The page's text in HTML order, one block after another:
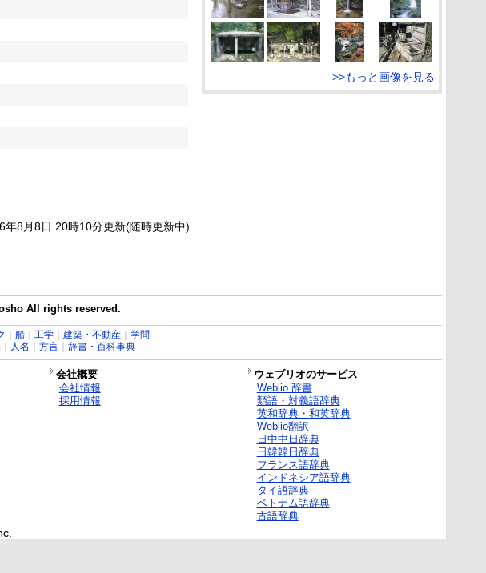
年8月8日 20時10分更新(随時更新中)
>>もっと画像を見る
All rights reserved.
船｜ 工学｜ 建築・不動産｜ 学問
｜ 人名 方言｜ 辞書・百科事典
会社概要
ウェブリオのサービス
会社情報
採用情報
Weblio 辞書
類語・対義語辞典
英和辞典・和英辞典
Weblio翻訳
日中中日辞典
日韓韓日辞典
フランス語辞典
インドネシア語辞典
タイ語辞典
ベトナム語辞典
古語辞典